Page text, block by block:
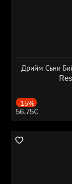
Дрийм Съни
-15%
56.75€